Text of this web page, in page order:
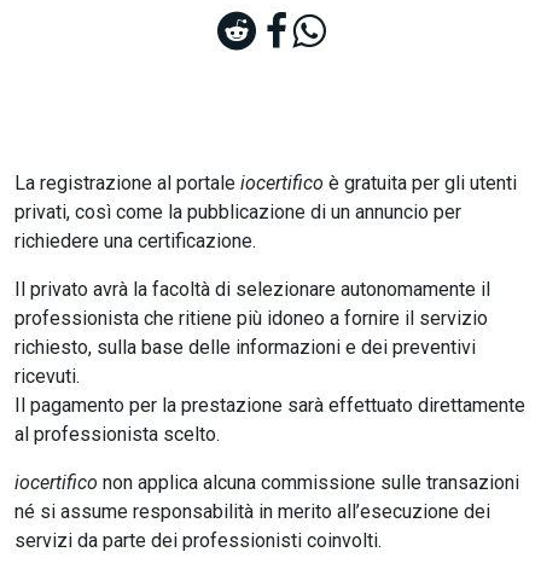
La registrazione al portale iocertifico è gratuita per gli utenti
privati, così come la pubblicazione di un annuncio per
richiedere una certificazione.
Il privato avrà la facoltà di selezionare autonomamente il
professionista che ritiene più idoneo a fornire il servizio
richiesto, sulla base delle informazioni e dei preventivi
ricevuti.
Il pagamento per la prestazione sarà effettuato direttamente
al professionista scelto.
iocertifico non applica alcuna commissione sulle transazioni
né si assume responsabilità in merito all’esecuzione dei
servizi da parte dei professionisti coinvolti.